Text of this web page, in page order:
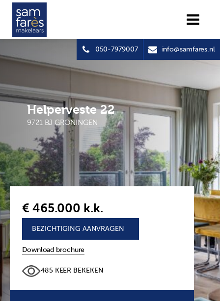
050-7979007 info@samfares.nl
Helperveste 22
9721 BJ GRONINGEN
€ 465.000 k.k.
BEZICHTIGING AANVRAGEN
Download brochure
485 KEER BEKEKEN